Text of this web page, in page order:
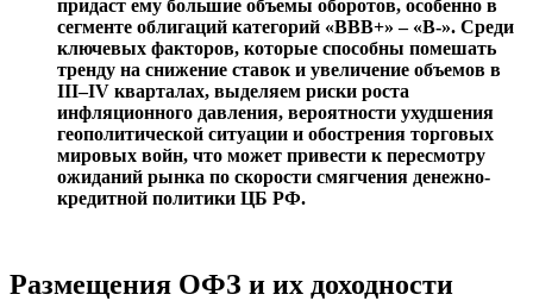
придаст ему большие объемы оборотов, особенно в
сегменте облигаций категорий «BBB+» – «B-». Среди
ключевых факторов, которые способны помешать
тренду на снижение ставок и увеличение объемов в
III–IV кварталах, выделяем риски роста
инфляционного давления, вероятности ухудшения
геополитической ситуации и обострения торговых
мировых войн, что может привести к пересмотру
ожиданий рынка по скорости смягчения денежно-
кредитной политики ЦБ РФ.
Размещения ОФЗ и их доходности